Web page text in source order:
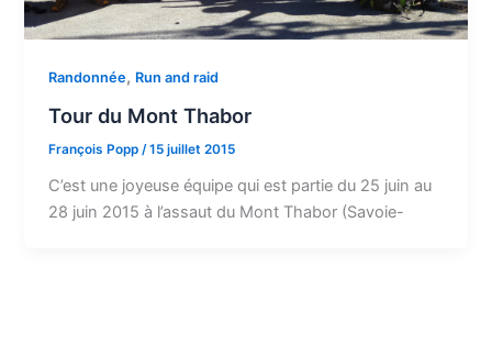
Randonnée, Run and raid
Tour du Mont Thabor
François Popp /15 juillet 2015
C’est une joyeuse équipe qui est partie du 25 juin au
28 juin 2015 à l’assaut du Mont Thabor (Savoie-